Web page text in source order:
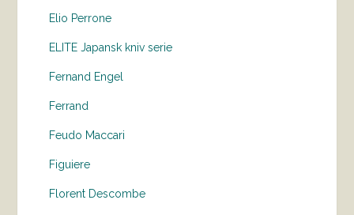
Elio Perrone
ELITE Japansk kniv serie
Fernand Engel
Ferrand
Feudo Maccari
Figuiere
Florent Descombe